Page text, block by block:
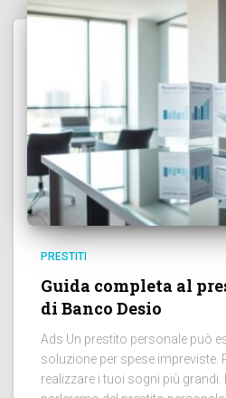
PRESTITI
Guida completa al
di Banco Desio
Ads Un prestito personale può
soluzione per spese impreviste.
realizzare i tuoi sogni più grandi.